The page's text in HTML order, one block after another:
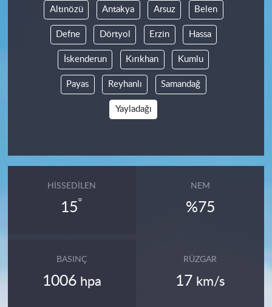
Altınözü Antakya Arsuz Belen
Defne Dörtyol Erzin Hassa
İskenderun Kırıkhan Kumlu
Payas Reyhanlı Samandağ
Yayladağı
HISSEDILEN
15°
NEM
%75
BASINÇ
1006 hpa
RÜZGAR
17 km/s